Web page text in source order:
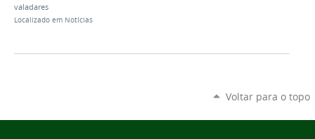
valadares
Localizado em Notícias
Voltar para o topo